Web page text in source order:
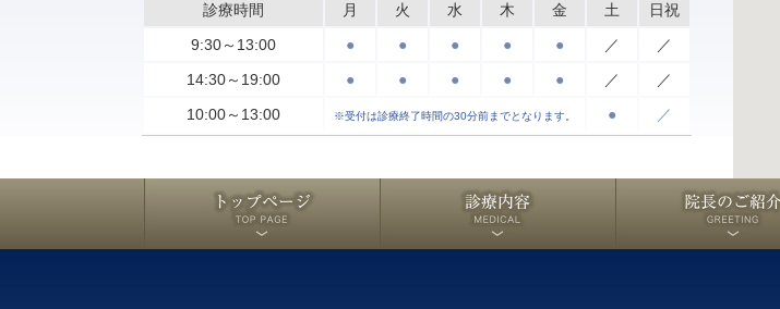
診療時間 月 火 水 木 金 土
日祝
9:30～13:00
● ● ● ● ● ／
／
14:30～19:00
● ● ● ● ● ／
／
10:00～13:00
※受付は診療終了時間の30分前までとなります。 ● ／